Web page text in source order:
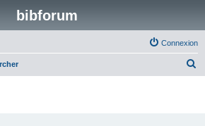
bibforum
Connexion